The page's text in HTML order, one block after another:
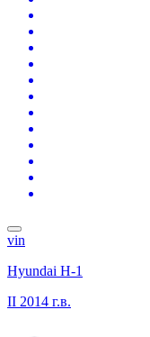
vin
Hyundai H-1
II 2014 г.в.